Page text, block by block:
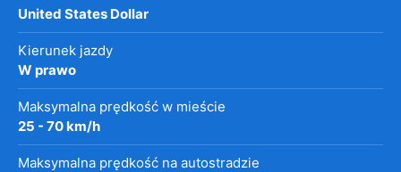
United States Dollar
Kierunek jazdy
W prawo
Maksymalna prędkość w mieście
25 - 70 km/h
Maksymalna prędkość na autostradzie